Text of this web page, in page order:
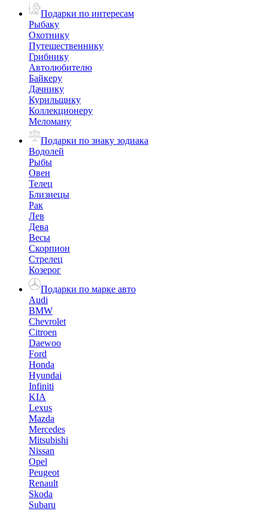
Подарки по интересам
Рыбаку
Охотнику
Путешественнику
Грибнику
Автолюбителю
Байкеру
Дачнику
Курильщику
Коллекционеру
Меломану
Подарки по знаку зодиака
Водолей
Рыбы
Овен
Телец
Близнецы
Рак
Лев
Дева
Весы
Скорпион
Стрелец
Козерог
Подарки по марке авто
Audi
BMW
Chevrolet
Citroen
Daewoo
Ford
Honda
Hyundai
Infiniti
KIA
Lexus
Mazda
Mercedes
Mitsubishi
Nissan
Opel
Peugeot
Renault
Skoda
Subaru